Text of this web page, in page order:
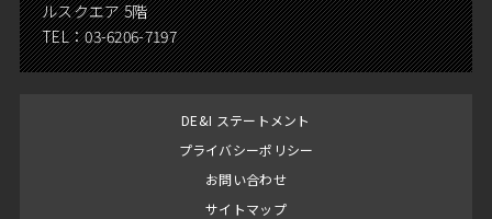
ルスクエア 5階
TEL：03-6206-7197
DE&I ステートメント
プライバシーポリシー
お問い合わせ
サイトマップ